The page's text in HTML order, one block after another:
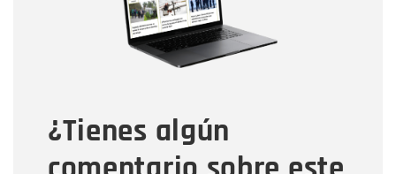
¿Tienes algún
Tipo de comentario
Mensaje